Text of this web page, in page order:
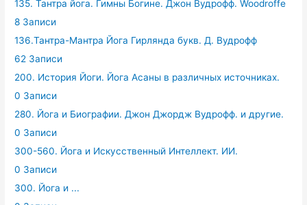
135. Тантра йога. Гимны Богине. Джон Вудрофф. Woodroffe
8 Записи
136.Тантра-Мантра Йога Гирлянда букв. Д. Вудрофф
62 Записи
200. История Йоги. Йога Асаны в различных источниках.
0 Записи
280. Йога и Биографии. Джон Джордж Вудрофф. и другие.
0 Записи
300-560. Йога и Искусственный Интеллект. ИИ.
0 Записи
300. Йога и ...